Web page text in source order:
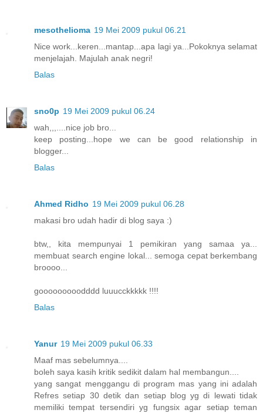
mesothelioma 19 Mei 2009 pukul 06.21
Nice work...keren...mantap...apa lagi ya...Pokoknya selamat
menjelajah. Majulah anak negri!
Balas
sno0p 19 Mei 2009 pukul 06.24
wah,,,....nice job bro...
keep posting...hope we can be good relationship in
blogger...
Balas
Ahmed Ridho 19 Mei 2009 pukul 06.28
makasi bro udah hadir di blog saya :)
btw,, kita mempunyai 1 pemikiran yang samaa ya...
membuat search engine lokal... semoga cepat berkembang
broooo...
gooooooooodddd luuucckkkkk !!!!
Balas
Yanur 19 Mei 2009 pukul 06.33
Maaf mas sebelumnya....
boleh saya kasih kritik sedikit dalam hal membangun....
yang sangat menggangu di program mas yang ini adalah
Refres setiap 30 detik dan setiap blog yg di lewati tidak
memiliki tempat tersendiri yg fungsix agar setiap teman